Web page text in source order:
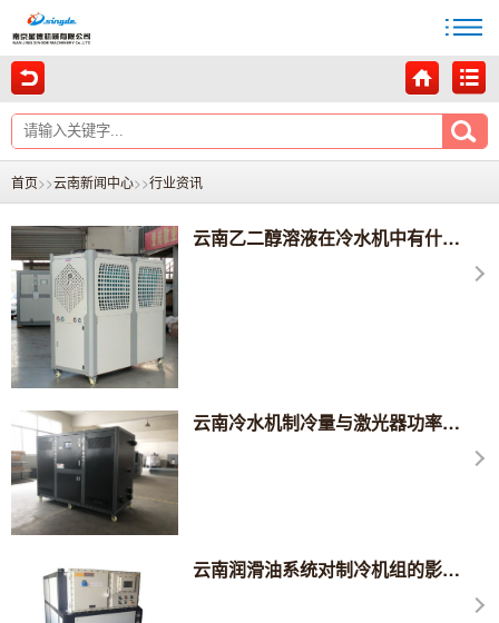
首页>>云南新闻中心>>行业资讯
云南乙二醇溶液在冷水机中有什么影响？
云南冷水机制冷量与激光器功率有什么关系？
云南润滑油系统对制冷机组的影响是什么？